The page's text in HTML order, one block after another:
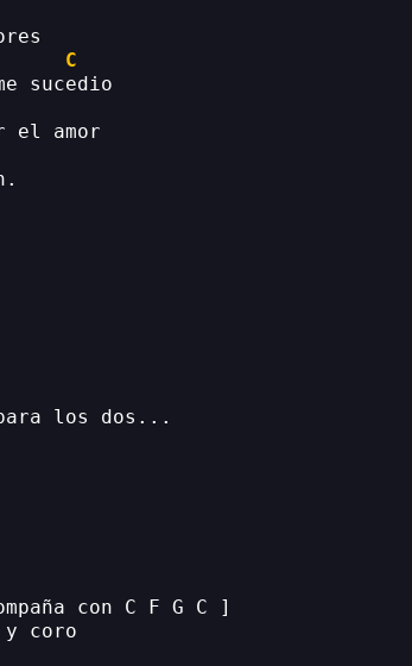
C
sucedio
el amor
los dos...
con C F G C ]
y coro